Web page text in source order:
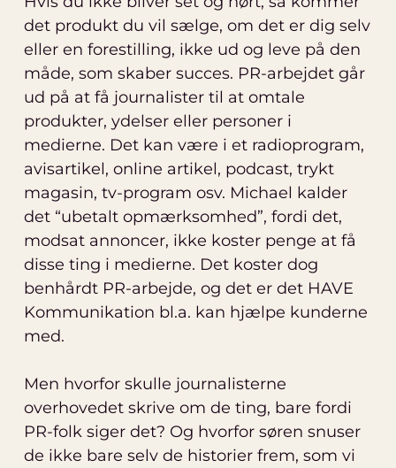
det produkt du vil sælge, om det er dig selv
eller en forestilling, ikke ud og leve på den
måde, som skaber succes. PR-arbejdet går
ud på at få journalister til at omtale
produkter, ydelser eller personer i
medierne. Det kan være i et radioprogram,
avisartikel, online artikel, podcast, trykt
magasin, tv-program osv. Michael kalder
det “ubetalt opmærksomhed”, fordi det,
modsat annoncer, ikke koster penge at få
disse ting i medierne. Det koster dog
benhårdt PR-arbejde, og det er det HAVE
Kommunikation bl.a. kan hjælpe kunderne
med.
Men hvorfor skulle journalisterne
overhovedet skrive om de ting, bare fordi
PR-folk siger det? Og hvorfor søren snuser
de ikke bare selv de historier frem, som vi